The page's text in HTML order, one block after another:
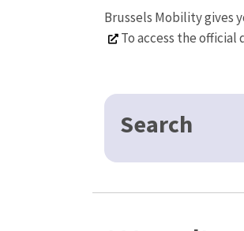
Brussels Mobility gives
To access the
Search